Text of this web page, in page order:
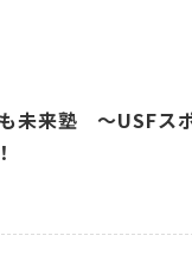
未来塾 ～USFス